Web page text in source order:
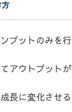
プットのみを
アウトプット
長に変化させ